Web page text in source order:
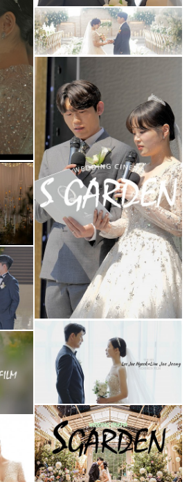
셀레나하우스웨딩홀
S가든웨딩홀
)
더빈웨딩컨벤션
(대표2인프리미엄)
청주 S가든웨딩홀
(대표촬영)
)